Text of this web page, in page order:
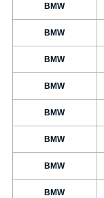
BMW
BMW
BMW
BMW
BMW
BMW
BMW
BMW